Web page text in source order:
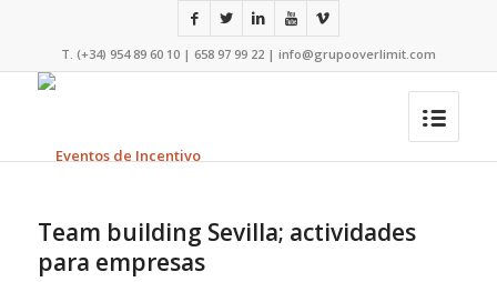
T. (+34) 954 89 60 10 | 658 97 99 22 | info@grupooverlimit.com
Team building Sevilla; actividades
para empresas